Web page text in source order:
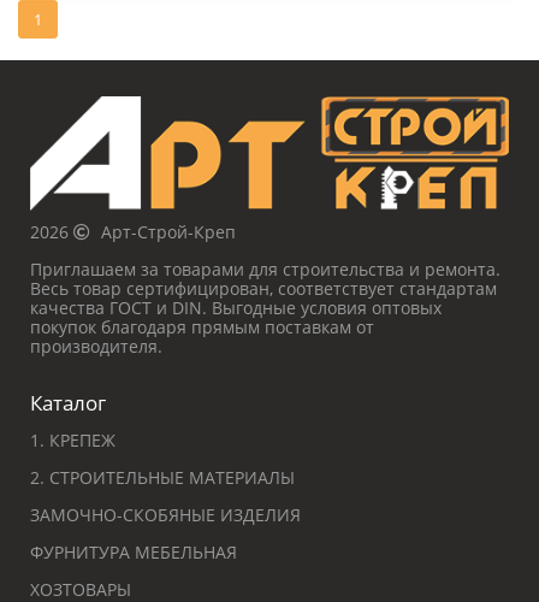
1
2026
Арт-Строй-Креп
Приглашаем за товарами для строительства и ремонта.
Весь товар сертифицирован, соответствует стандартам
качества ГОСТ и DIN. Выгодные условия оптовых
покупок благодаря прямым поставкам от
производителя.
Каталог
1. КРЕПЕЖ
2. СТРОИТЕЛЬНЫЕ МАТЕРИАЛЫ
ЗАМОЧНО-СКОБЯНЫЕ ИЗДЕЛИЯ
ФУРНИТУРА МЕБЕЛЬНАЯ
ХОЗТОВАРЫ